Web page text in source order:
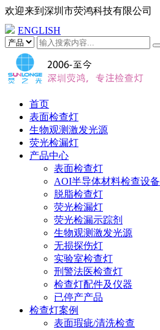
欢迎来到 深圳市荧鸿科技有限公司
ENGLISH
首页
表面检查灯
生物观测激发光源
荧光检漏灯
产品中心
表面检查灯
AOI半导体材料检查设备
脱脂检查灯
荧光检漏灯
荧光检漏示踪剂
生物观测激发光源
无损探伤灯
实验室检查灯
刑警法医检查灯
检查灯配件及仪器
已停产产品
检查灯案例
表面瑕疵/清洗检查